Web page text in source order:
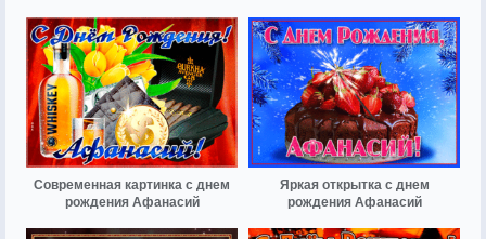
Современная картинка с днем
рождения Афанасий
Яркая открытка с днем
рождения Афанасий